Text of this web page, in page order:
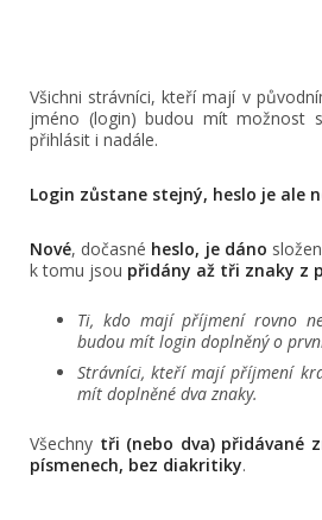
Všichni strávníci, kteří mají v
jméno (login) budou mít možnost
přihlásit i nadále.
Login zůstane stejný, heslo je ale
Nové, dočasné heslo, je dáno
k tomu jsou přidány až tři znaky z
Ti, kdo mají příjmení rovno
budou mít login doplněný o
Strávníci, kteří mají příjmení
mít doplněné dva znaky.
Všechny tři (nebo dva) přidávané
písmenech, bez diakritiky.